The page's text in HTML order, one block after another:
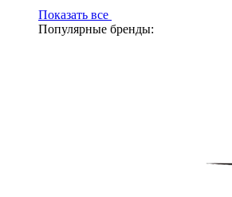
Показать все
Популярные бренды: